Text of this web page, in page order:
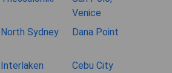
Venice
North Sydney Dana Point
Interlaken Cebu City